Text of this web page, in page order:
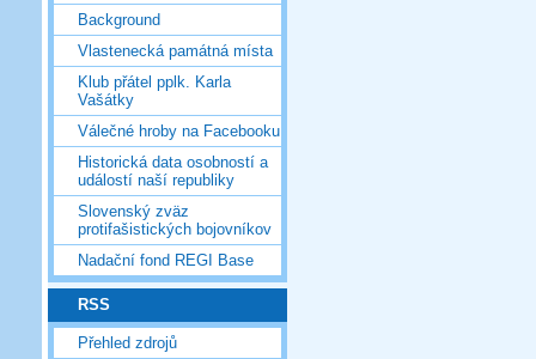
Background
Vlastenecká památná místa
Klub přátel pplk. Karla
Vašátky
Válečné hroby na Facebooku
Historická data osobností a
událostí naší republiky
Slovenský zväz
protifašistických bojovníkov
Nadační fond REGI Base
RSS
Přehled zdrojů